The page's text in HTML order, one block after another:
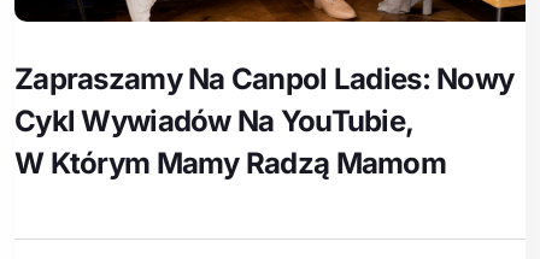
Zapraszamy Na Canpol Ladies: Nowy
Cykl Wywiadów Na YouTubie,
W Którym Mamy Radzą Mamom